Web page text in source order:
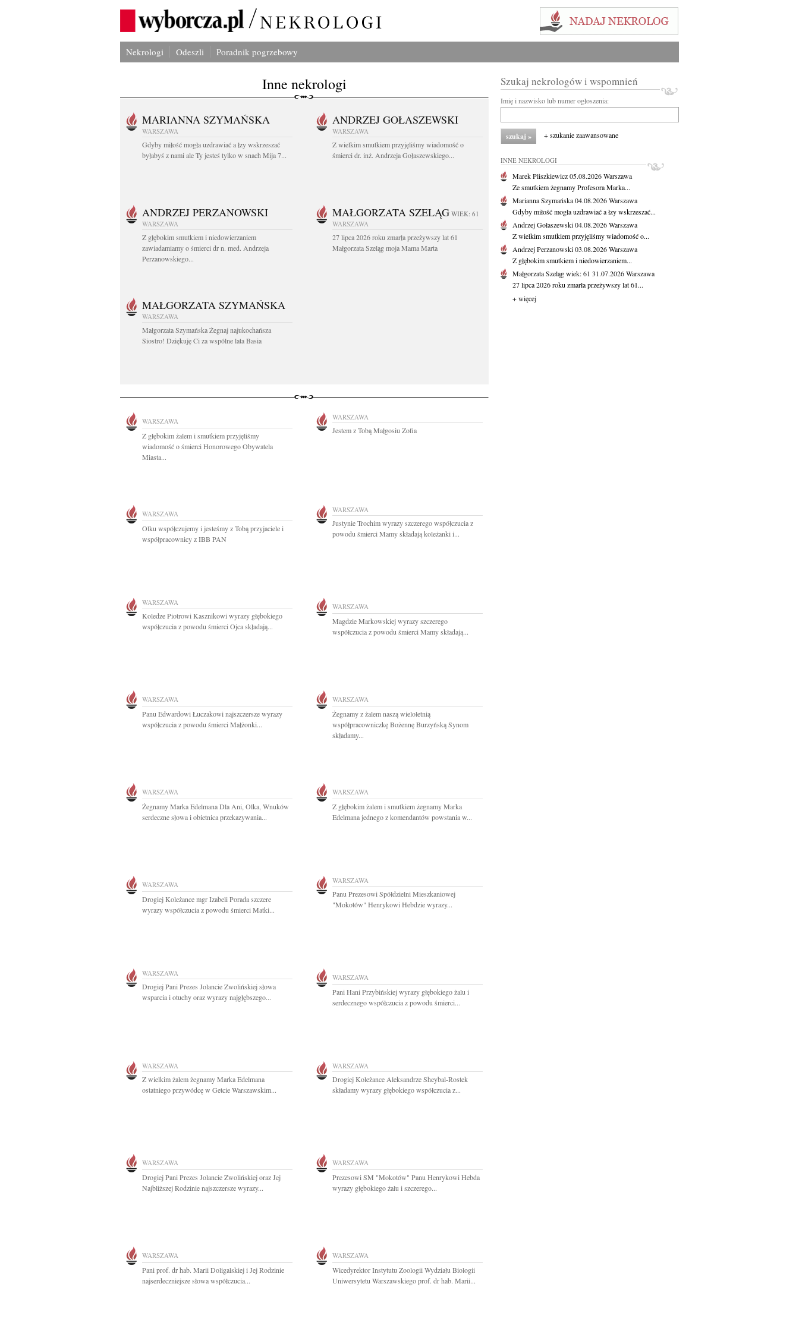
Nekrologi Odeszli Poradnik pogrzebowy
Inne nekrologi
MARIANNA SZYMAŃSKA
WARSZAWA
Gdyby miłość mogła uzdrawiać a łzy wskrzeszać
byłabyś z nami ale Ty jesteś tylko w snach Mija 7...
ANDRZEJ GOŁASZEWSKI
WARSZAWA
Z wielkim smutkiem przyjęliśmy wiadomość o
śmierci dr. inż. Andrzeja Gołaszewskiego...
ANDRZEJ PERZANOWSKI
WARSZAWA
Z głębokim smutkiem i niedowierzaniem
zawiadamiamy o śmierci dr n. med. Andrzeja
Perzanowskiego...
MAŁGORZATA SZELĄG WIEK: 61
WARSZAWA
27 lipca 2026 roku zmarła przeżywszy lat 61
Małgorzata Szeląg moja Mama Marta
MAŁGORZATA SZYMAŃSKA
WARSZAWA
Małgorzata Szymańska Żegnaj najukochańsza
Siostro! Dziękuję Ci za wspólne lata Basia
WARSZAWA
Z głębokim żalem i smutkiem przyjęliśmy
wiadomość o śmierci Honorowego Obywatela
Miasta...
WARSZAWA
Jestem z Tobą Małgosiu Zofia
WARSZAWA
Olku współczujemy i jesteśmy z Tobą przyjaciele i
współpracownicy z IBB PAN
WARSZAWA
Justynie Trochim wyrazy szczerego współczucia z
powodu śmierci Mamy składają koleżanki i...
WARSZAWA
Koledze Piotrowi Kasznikowi wyrazy głębokiego
współczucia z powodu śmierci Ojca składają...
WARSZAWA
Magdzie Markowskiej wyrazy szczerego
współczucia z powodu śmierci Mamy składają...
WARSZAWA
Panu Edwardowi Łuczakowi najszczersze wyrazy
współczucia z powodu śmierci Małżonki...
WARSZAWA
Żegnamy z żalem naszą wieloletnią
współpracowniczkę Bożennę Burzyńską Synom
składamy...
WARSZAWA
Żegnamy Marka Edelmana Dla Ani, Olka, Wnuków
serdeczne słowa i obietnica przekazywania...
WARSZAWA
Z głębokim żalem i smutkiem żegnamy Marka
Edelmana jednego z komendantów powstania w...
WARSZAWA
Drogiej Koleżance mgr Izabeli Porada szczere
wyrazy współczucia z powodu śmierci Matki...
WARSZAWA
Panu Prezesowi Spółdzielni Mieszkaniowej
"Mokotów" Henrykowi Hebdzie wyrazy...
WARSZAWA
Drogiej Pani Prezes Jolancie Zwolińskiej słowa
wsparcia i otuchy oraz wyrazy najgłębszego...
WARSZAWA
Pani Hani Przybińskiej wyrazy głębokiego żalu i
serdecznego współczucia z powodu śmierci...
WARSZAWA
Z wielkim żalem żegnamy Marka Edelmana
ostatniego przywódcę w Getcie Warszawskim...
WARSZAWA
Drogiej Koleżance Aleksandrze Sheybal-Rostek
składamy wyrazy głębokiego współczucia z...
WARSZAWA
Drogiej Pani Prezes Jolancie Zwolińskiej oraz Jej
Najbliższej Rodzinie najszczersze wyrazy...
WARSZAWA
Prezesowi SM "Mokotów" Panu Henrykowi Hebda
wyrazy głębokiego żalu i szczerego...
WARSZAWA
Pani prof. dr hab. Marii Doligalskiej i Jej Rodzinie
najserdeczniejsze słowa współczucia...
WARSZAWA
Wicedyrektor Instytutu Zoologii Wydziału Biologii
Uniwersytetu Warszawskiego prof. dr hab. Marii...
Szukaj nekrologów i wspomnień
Imię i nazwisko lub numer ogłoszenia:
+ szukanie zaawansowane
INNE NEKROLOGI
Marek Pliszkiewicz05.08.2026Warszawa
Ze smutkiem żegnamy Profesora Marka...
Marianna Szymańska04.08.2026Warszawa
Gdyby miłość mogła uzdrawiać a łzy wskrzeszać...
Andrzej Gołaszewski04.08.2026Warszawa
Z wielkim smutkiem przyjęliśmy wiadomość o...
Andrzej Perzanowski03.08.2026Warszawa
Z głębokim smutkiem i niedowierzaniem...
Małgorzata Szelągwiek: 61 31.07.2026Warszawa
27 lipca 2026 roku zmarła przeżywszy lat 61...
+ więcej